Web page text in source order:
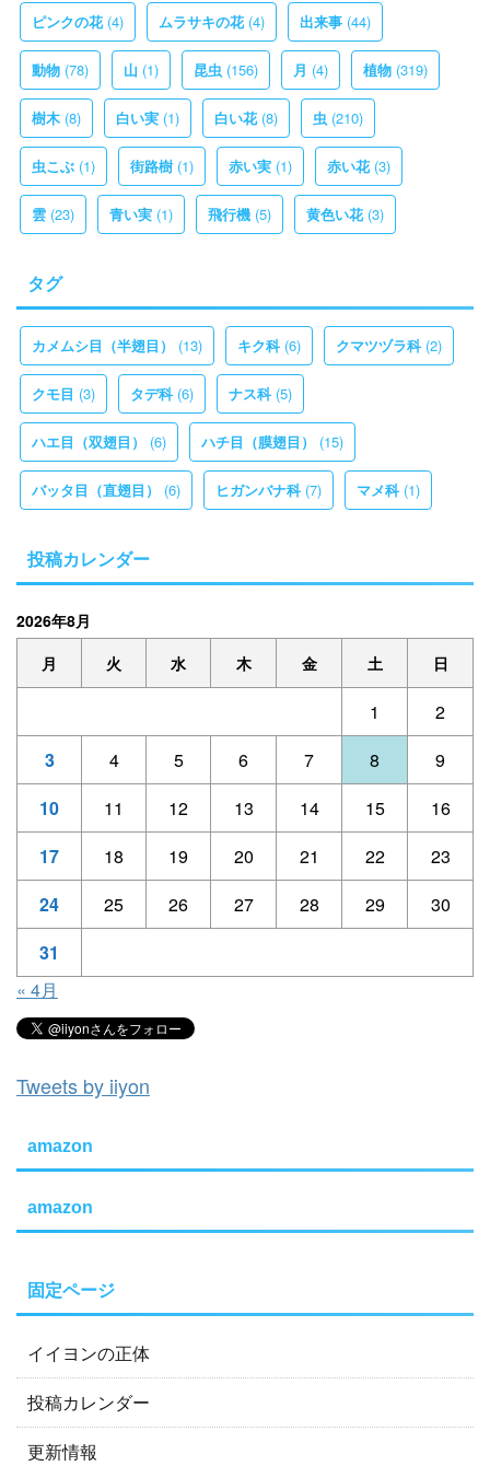
ピンクの花(4) ムラサキの花(4) 出来事 (44)
動物 (78) 山 (1) 昆虫 (156) 月 (4) 植物 (319)
樹木 (8) 白い実 (1) 白い花(8) 虫 (210)
虫こぶ (1) 街路樹 (1) 赤い実 (1) 赤い花(3)
雲 (23) 青い実 (1) 飛行機 (5) 黄色い花(3)
タグ
カメムシ目（半翅目） (13) キク科(6) クマツヅラ科(2)
クモ目 (3) タデ科(6) ナス科(5)
ハエ目（双翅目） (6) ハチ目（膜翅目） (15)
バッタ目（直翅目） (6) ヒガンバナ科(7) マメ科(1)
投稿カレンダー
2026年8月
月
火 水 木 金 土 日
1
2
3
4 5 6 7 8
9
10
11 12 13 14 15
16
17
18 19 20 21 22
23
24
25 26 27 28 29
30
31
« 4月
Tweets by iiyon
amazon
amazon
固定ページ
イイヨンの正体
投稿カレンダー
更新情報